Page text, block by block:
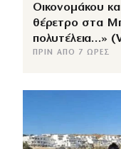
Οικονομάκου
θέρετρο στα
πολυτέλεια…»
ΠΡΙΝ ΑΠΌ 7 ΏΡΕΣ